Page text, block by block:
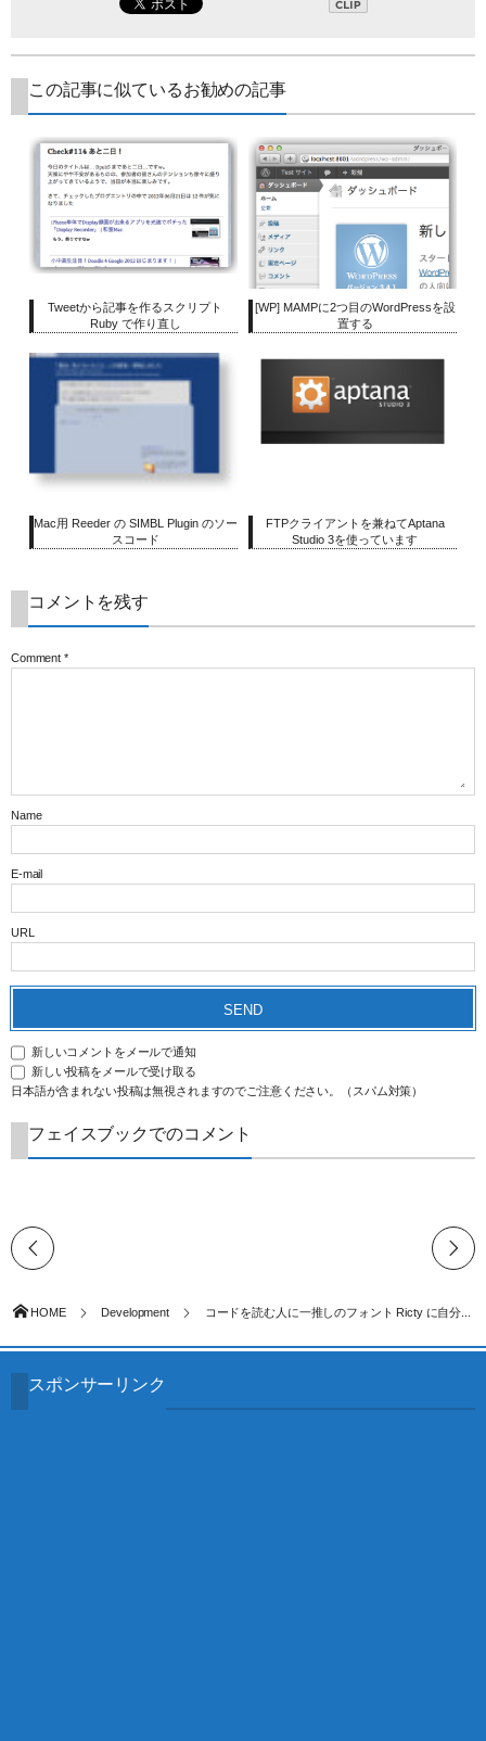
この記事に似ているお勧めの記事
Tweetから記事を作るスクリプト
Ruby で作り直し
[WP] MAMPに2つ目のWordPressを設
置する
Mac用 Reeder の SIMBL Plugin のソー
スコード
FTPクライアントを兼ねてAptana
Studio 3を使っています
コメントを残す
Comment *
Name
E-mail
URL
新しいコメントをメールで通知
新しい投稿をメールで受け取る
日本語が含まれない投稿は無視されますのでご注意ください。（スパム対策）
フェイスブックでのコメント
HOME Development コードを読む人に一推しのフォント Ricty に自分...
スポンサーリンク